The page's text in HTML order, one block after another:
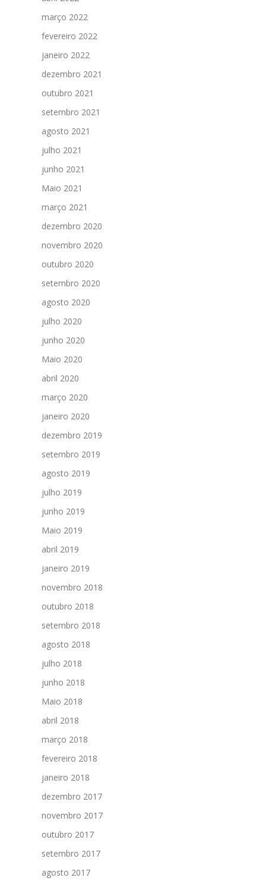
março 2022
fevereiro 2022
janeiro 2022
dezembro 2021
outubro 2021
setembro 2021
agosto 2021
julho 2021
junho 2021
Maio 2021
março 2021
dezembro 2020
novembro 2020
outubro 2020
setembro 2020
agosto 2020
julho 2020
junho 2020
Maio 2020
abril 2020
março 2020
janeiro 2020
dezembro 2019
setembro 2019
agosto 2019
julho 2019
junho 2019
Maio 2019
abril 2019
janeiro 2019
novembro 2018
outubro 2018
setembro 2018
agosto 2018
julho 2018
junho 2018
Maio 2018
abril 2018
março 2018
fevereiro 2018
janeiro 2018
dezembro 2017
novembro 2017
outubro 2017
setembro 2017
agosto 2017